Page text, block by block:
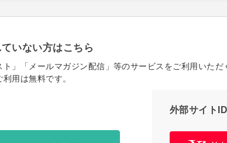
いない方はこちら
ト」「メールマガジン配信」等のサービスをご利用いた
用は無料です。
外部サイト